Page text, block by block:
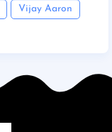
Vijay Aaron